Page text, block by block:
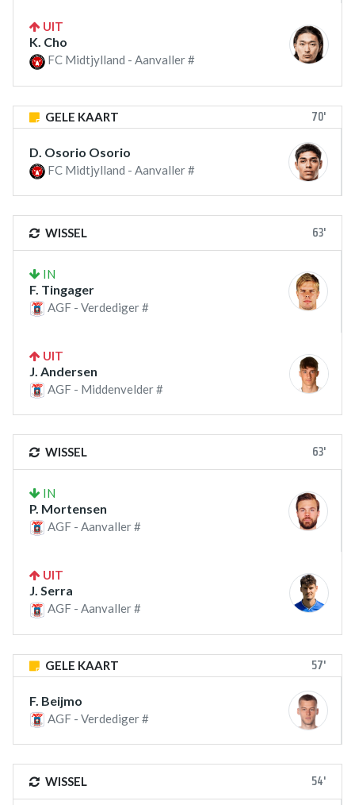
UIT
K. Cho
FC Midtjylland - Aanvaller #
GELE KAART 70'
D. Osorio Osorio
FC Midtjylland - Aanvaller #
WISSEL 63'
IN
F. Tingager
AGF - Verdediger #
UIT
J. Andersen
AGF - Middenvelder #
WISSEL 63'
IN
P. Mortensen
AGF - Aanvaller #
UIT
J. Serra
AGF - Aanvaller #
GELE KAART 57'
F. Beijmo
AGF - Verdediger #
WISSEL 54'